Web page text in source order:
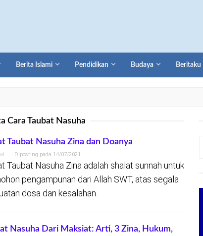
Berita Islami Pendidikan Budaya Beritaku
Cara Taubat Nasuha
Taubat Nasuha Zina dan Doanya
Diposting pada 14/07/2021
Taubat Nasuha Zina adalah shalat sunnah untuk
pengampunan dari Allah SWT, atas segala
dosa dan kesalahan.
Nasuha Dari Maksiat: Arti, 3 Zina, Hukum,